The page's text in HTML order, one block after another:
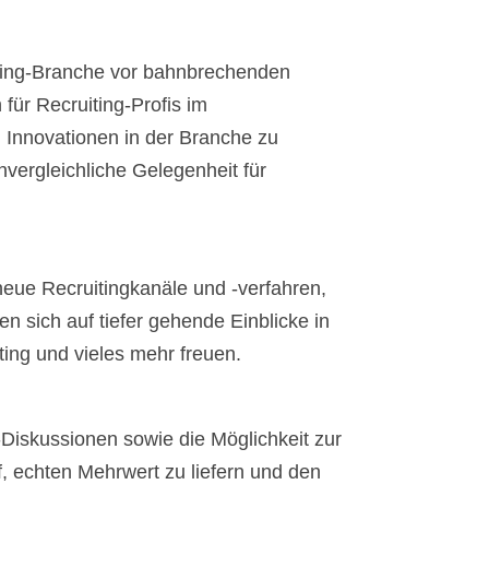
Branche vor bahnbrechenden
Recruiting-Profis im
in der Branche zu
Gelegenheit für
Recruitingkanäle und -verfahren,
sich auf tiefer gehende Einblicke in
und vieles mehr freuen.
sowie die Möglichkeit zur
echten Mehrwert zu liefern und den